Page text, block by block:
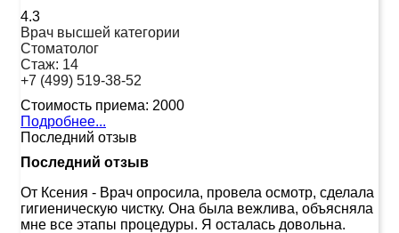
4.3
Врач высшей категории
Стоматолог
Стаж: 14
+7 (499) 519-38-52
Стоимость приема: 2000
Подробнее...
Последний отзыв
Последний отзыв
От Ксения - Врач опросила, провела осмотр, сделала
гигиеническую чистку. Она была вежлива, объясняла
мне все этапы процедуры. Я осталась довольна.